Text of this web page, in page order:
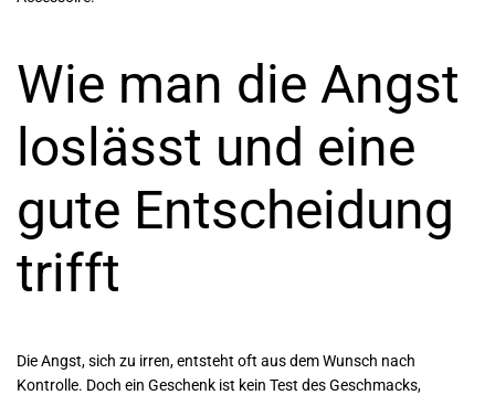
Wie man die Angst
loslässt und eine
gute Entscheidung
trifft
Die Angst, sich zu irren, entsteht oft aus dem Wunsch nach
Kontrolle. Doch ein Geschenk ist kein Test des Geschmacks,